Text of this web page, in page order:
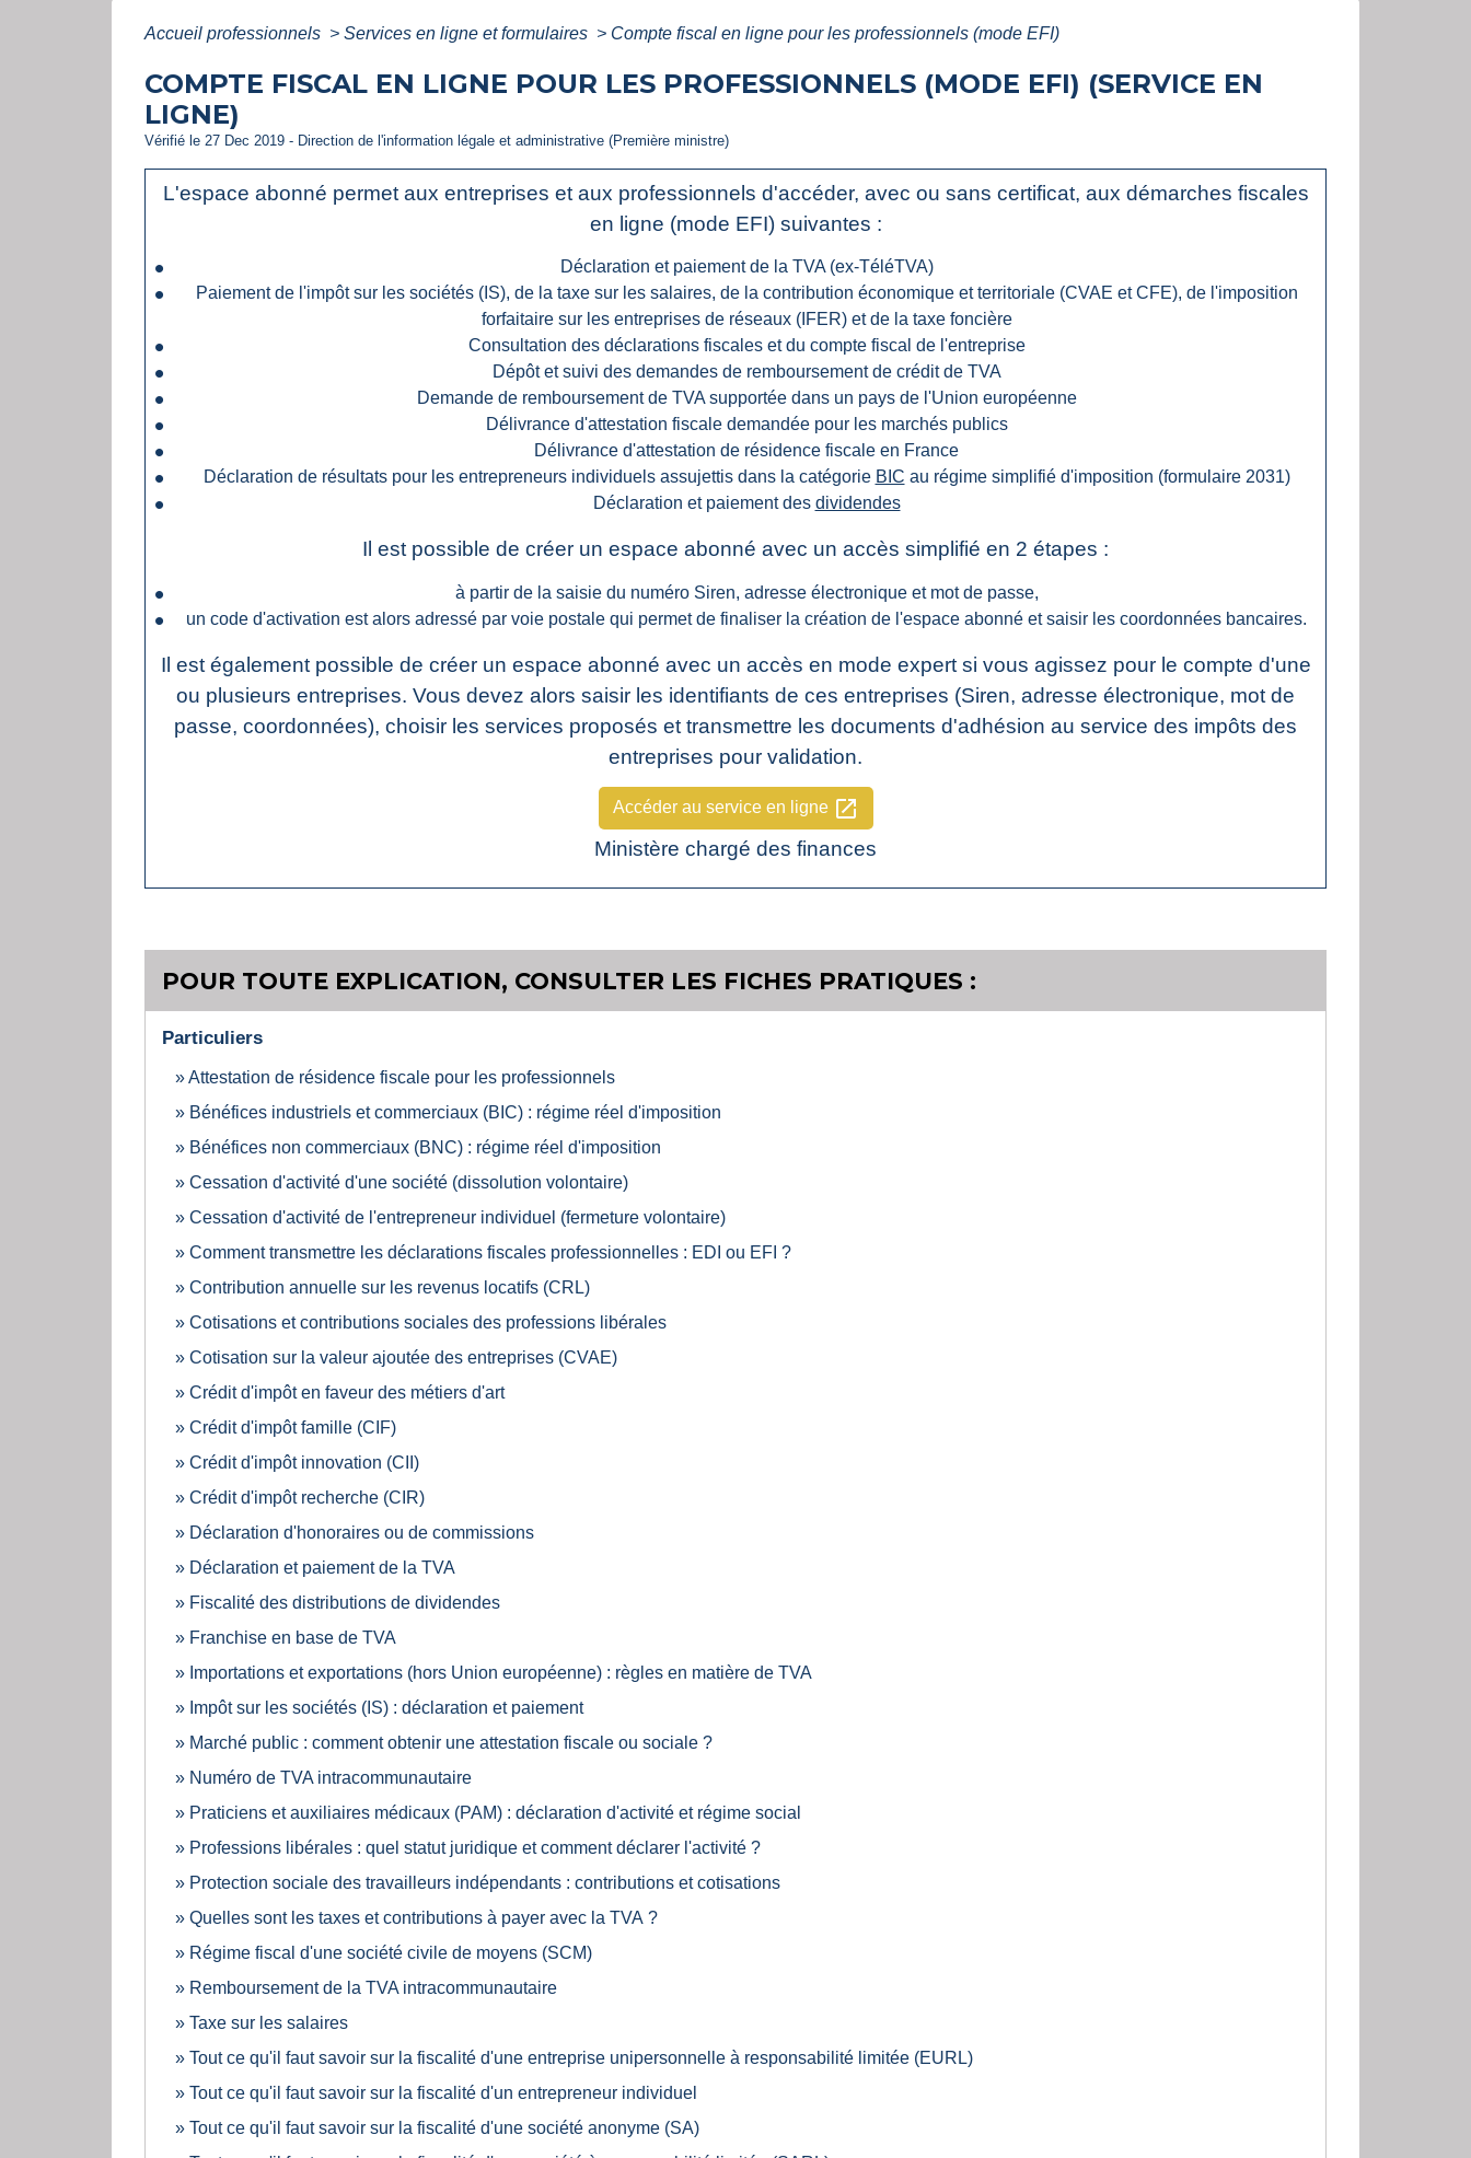
Accueil professionnels > Services en ligne et formulaires > Compte fiscal en ligne pour les professionnels (mode EFI)
COMPTE FISCAL EN LIGNE POUR LES PROFESSIONNELS (MODE EFI) (SERVICE EN
LIGNE)
Vérifié le 27 Dec 2019 - Direction de l'information légale et administrative (Première ministre)
L'espace abonné permet aux entreprises et aux professionnels d'accéder, avec ou sans certificat, aux démarches fiscales
en ligne (mode EFI) suivantes :
Déclaration et paiement de la TVA (ex-TéléTVA)
Paiement de l'impôt sur les sociétés (IS), de la taxe sur les salaires, de la contribution économique et territoriale (CVAE et CFE), de l'imposition
forfaitaire sur les entreprises de réseaux (IFER) et de la taxe foncière
Consultation des déclarations fiscales et du compte fiscal de l'entreprise
Dépôt et suivi des demandes de remboursement de crédit de TVA
Demande de remboursement de TVA supportée dans un pays de l'Union européenne
Délivrance d'attestation fiscale demandée pour les marchés publics
Délivrance d'attestation de résidence fiscale en France
Déclaration de résultats pour les entrepreneurs individuels assujettis dans la catégorie BIC au régime simplifié d'imposition (formulaire 2031)
Déclaration et paiement des dividendes
Il est possible de créer un espace abonné avec un accès simplifié en 2 étapes :
à partir de la saisie du numéro Siren, adresse électronique et mot de passe,
un code d'activation est alors adressé par voie postale qui permet de finaliser la création de l'espace abonné et saisir les coordonnées bancaires.
Il est également possible de créer un espace abonné avec un accès en mode expert si vous agissez pour le compte d'une
ou plusieurs entreprises. Vous devez alors saisir les identifiants de ces entreprises (Siren, adresse électronique, mot de
passe, coordonnées), choisir les services proposés et transmettre les documents d'adhésion au service des impôts des
entreprises pour validation.
Accéder au service en ligne open_in_new
Ministère chargé des finances
POUR TOUTE EXPLICATION, CONSULTER LES FICHES PRATIQUES :
Particuliers
Attestation de résidence fiscale pour les professionnels
Bénéfices industriels et commerciaux (BIC) : régime réel d'imposition
Bénéfices non commerciaux (BNC) : régime réel d'imposition
Cessation d'activité d'une société (dissolution volontaire)
Cessation d'activité de l'entrepreneur individuel (fermeture volontaire)
Comment transmettre les déclarations fiscales professionnelles : EDI ou EFI ?
Contribution annuelle sur les revenus locatifs (CRL)
Cotisations et contributions sociales des professions libérales
Cotisation sur la valeur ajoutée des entreprises (CVAE)
Crédit d'impôt en faveur des métiers d'art
Crédit d'impôt famille (CIF)
Crédit d'impôt innovation (CII)
Crédit d'impôt recherche (CIR)
Déclaration d'honoraires ou de commissions
Déclaration et paiement de la TVA
Fiscalité des distributions de dividendes
Franchise en base de TVA
Importations et exportations (hors Union européenne) : règles en matière de TVA
Impôt sur les sociétés (IS) : déclaration et paiement
Marché public : comment obtenir une attestation fiscale ou sociale ?
Numéro de TVA intracommunautaire
Praticiens et auxiliaires médicaux (PAM) : déclaration d'activité et régime social
Professions libérales : quel statut juridique et comment déclarer l'activité ?
Protection sociale des travailleurs indépendants : contributions et cotisations
Quelles sont les taxes et contributions à payer avec la TVA ?
Régime fiscal d'une société civile de moyens (SCM)
Remboursement de la TVA intracommunautaire
Taxe sur les salaires
Tout ce qu'il faut savoir sur la fiscalité d'une entreprise unipersonnelle à responsabilité limitée (EURL)
Tout ce qu'il faut savoir sur la fiscalité d'un entrepreneur individuel
Tout ce qu'il faut savoir sur la fiscalité d'une société anonyme (SA)